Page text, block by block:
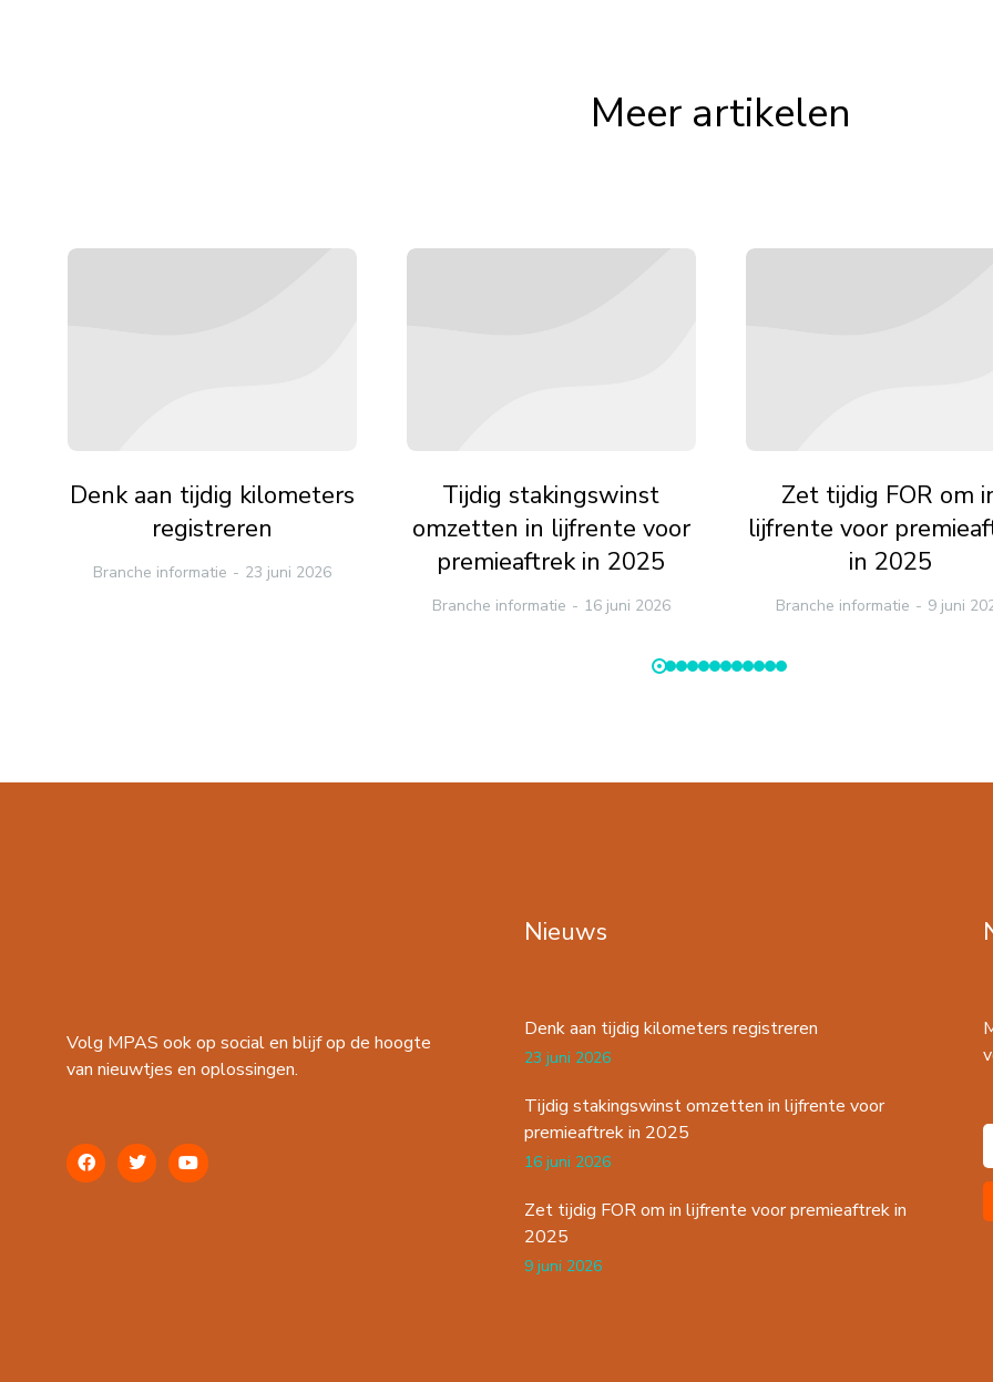
Meer artikelen
Denk aan tijdig kilometers
registreren
Branche informatie 23 juni 2026
Tijdig stakingswinst
omzetten in lijfrente voor
premieaftrek in 2025
Branche informatie 16 juni 2026
Zet tijdig FOR om
lijfrente voor
in 2025
Branche informatie 9 juni
Volg MPAS ook op social en blijf op de hoogte
van nieuwtjes en oplossingen.
Nieuws
Denk aan tijdig kilometers registreren
23 juni 2026
Tijdig stakingswinst omzetten in lijfrente voor
premieaftrek in 2025
16 juni 2026
Zet tijdig FOR om in lijfrente voor premieaftrek in
2025
9 juni 2026